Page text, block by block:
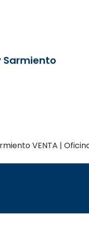
VENTA |